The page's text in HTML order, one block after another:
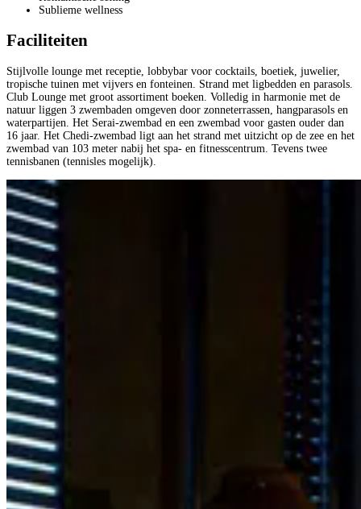
Sublieme wellness
Faciliteiten
Stijlvolle lounge met receptie, lobbybar voor cocktails, boetiek, juwelier,
tropische tuinen met vijvers en fonteinen. Strand met ligbedden en parasols.
Club Lounge met groot assortiment boeken. Volledig in harmonie met de
natuur liggen 3 zwembaden omgeven door zonneterrassen, hangparasols en
waterpartijen. Het Serai-zwembad en een zwembad voor gasten ouder dan
16 jaar. Het Chedi-zwembad ligt aan het strand met uitzicht op de zee en het
zwembad van 103 meter nabij het spa- en fitnesscentrum. Tevens twee
tennisbanen (tennisles mogelijk).